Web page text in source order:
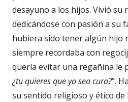
desayuno a los hijos. Vivió su
dedicándose con pasión a su
hubiera sido tener algún hijo
siempre recordaba con
quería evitar una regañina le
¿tu quieres que yo sea cura?”.
su sentido religioso y ético de